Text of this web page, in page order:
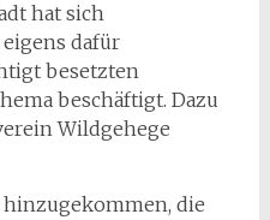
hat sich
dafür
besetzten
beschäftigt. Dazu
Wildgehege
die